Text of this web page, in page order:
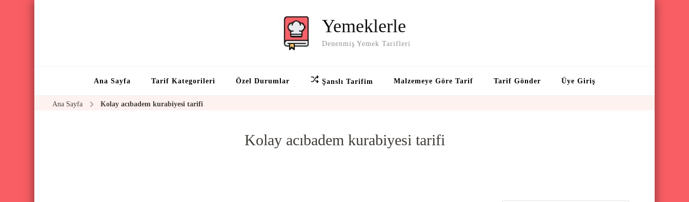
Yemeklerle
Denenmiş Yemek Tarifleri
Ana Sayfa Tarif Kategorileri Özel Durumlar Şanslı Tarifim Malzemeye Göre Tarif Tarif Gönder Üye Giriş
Ana Sayfa Kolay acıbadem kurabiyesi tarifi
Kolay acıbadem kurabiyesi tarifi